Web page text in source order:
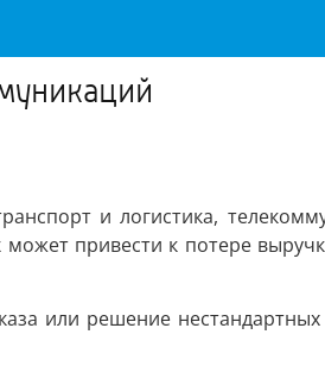
и логистика,
привести к потере
или решение